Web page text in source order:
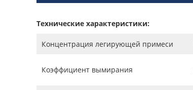
Технические характеристики:
Концентрация легирующей примеси
Коэффициент вымирания